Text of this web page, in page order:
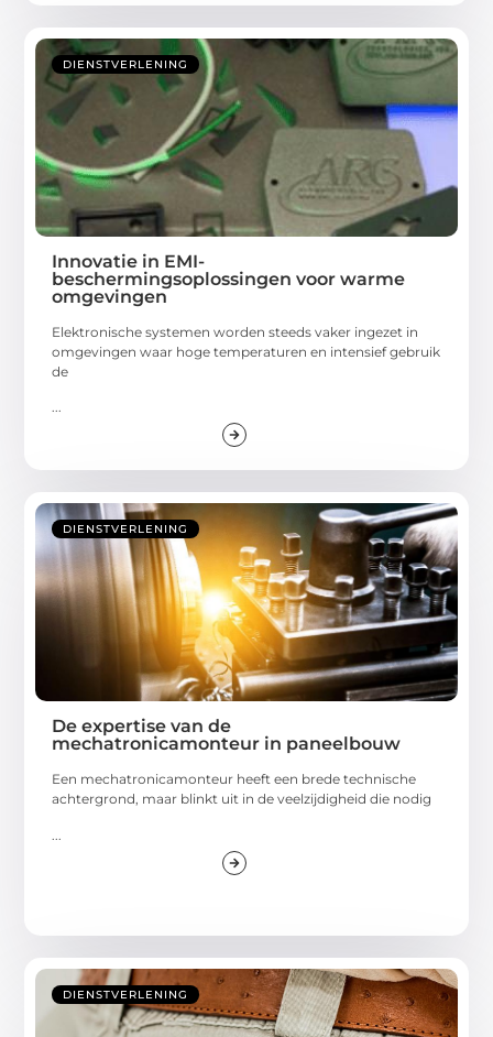
DIENSTVERLENING
Innovatie in EMI-
beschermingsoplossingen voor warme
omgevingen
Elektronische systemen worden steeds vaker ingezet in
omgevingen waar hoge temperaturen en intensief gebruik
de
...
DIENSTVERLENING
De expertise van de
mechatronicamonteur in paneelbouw
Een mechatronicamonteur heeft een brede technische
achtergrond, maar blinkt uit in de veelzijdigheid die nodig
DIENSTVERLENING